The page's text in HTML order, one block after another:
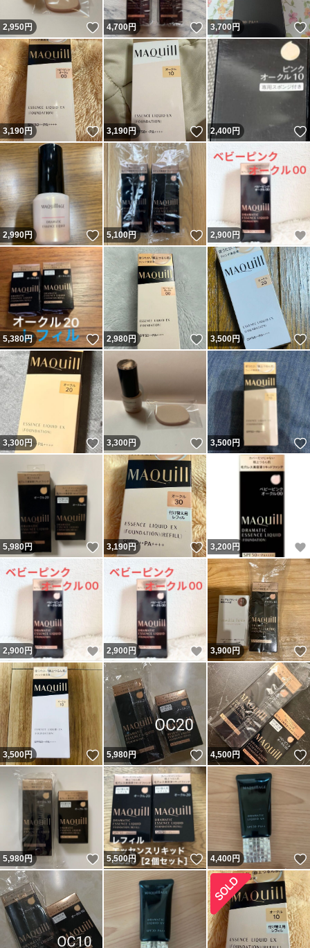
2,950円 いいね！
4,700円 いいね！
3,700円
3,190円 いいね！
3,190円 いいね！
2,400円
2,990円 いいね！
5,100円 いいね！
2,900 円
5,380円 いいね！
2,980円 いいね！
3,500円
3,300 円 いいね！
3,300円 いいね！
3,500円
5,980円 いいね！
3,190円 いいね！
3,200 円
2,900 円 いいね！
2,900 円 いいね！
3,900円
3,500円 いいね！
5,980円 いいね！
4,500円
5,980円 いいね！
5,500円 いいね！
4,400円